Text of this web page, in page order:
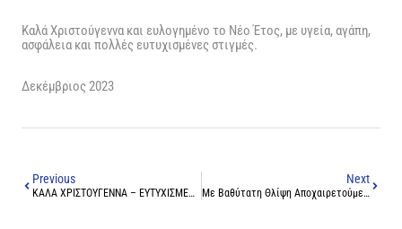
Καλά Χριστούγεννα και ευλογημένο το Νέο Έτος, με υγεία, αγάπη,
ασφάλεια και πολλές ευτυχισμένες στιγμές.
Δεκέμβριος 2023
Previous
ΚΑΛΑ ΧΡΙΣΤΟΥΓΕΝΝΑ – ΕΥΤΥΧΙΣΜΕΝΟ ΝΕΟ ΕΤΟΣ ΑΠΟ ΤΟΝ ΠΑΓΚΥΠΡΙΟ ΙΑΤΡΙΚΟ ΣΥΛΛΟΓΟ
Next
Με Βαθύτατη Θλίψη Αποχαιρετούμε Τον Εκλεκτό Συνάδελφο Ιωάννη Αθανασίου